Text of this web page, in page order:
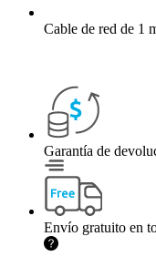
Cable de red de 1
Garantía de
Envío gratuito en